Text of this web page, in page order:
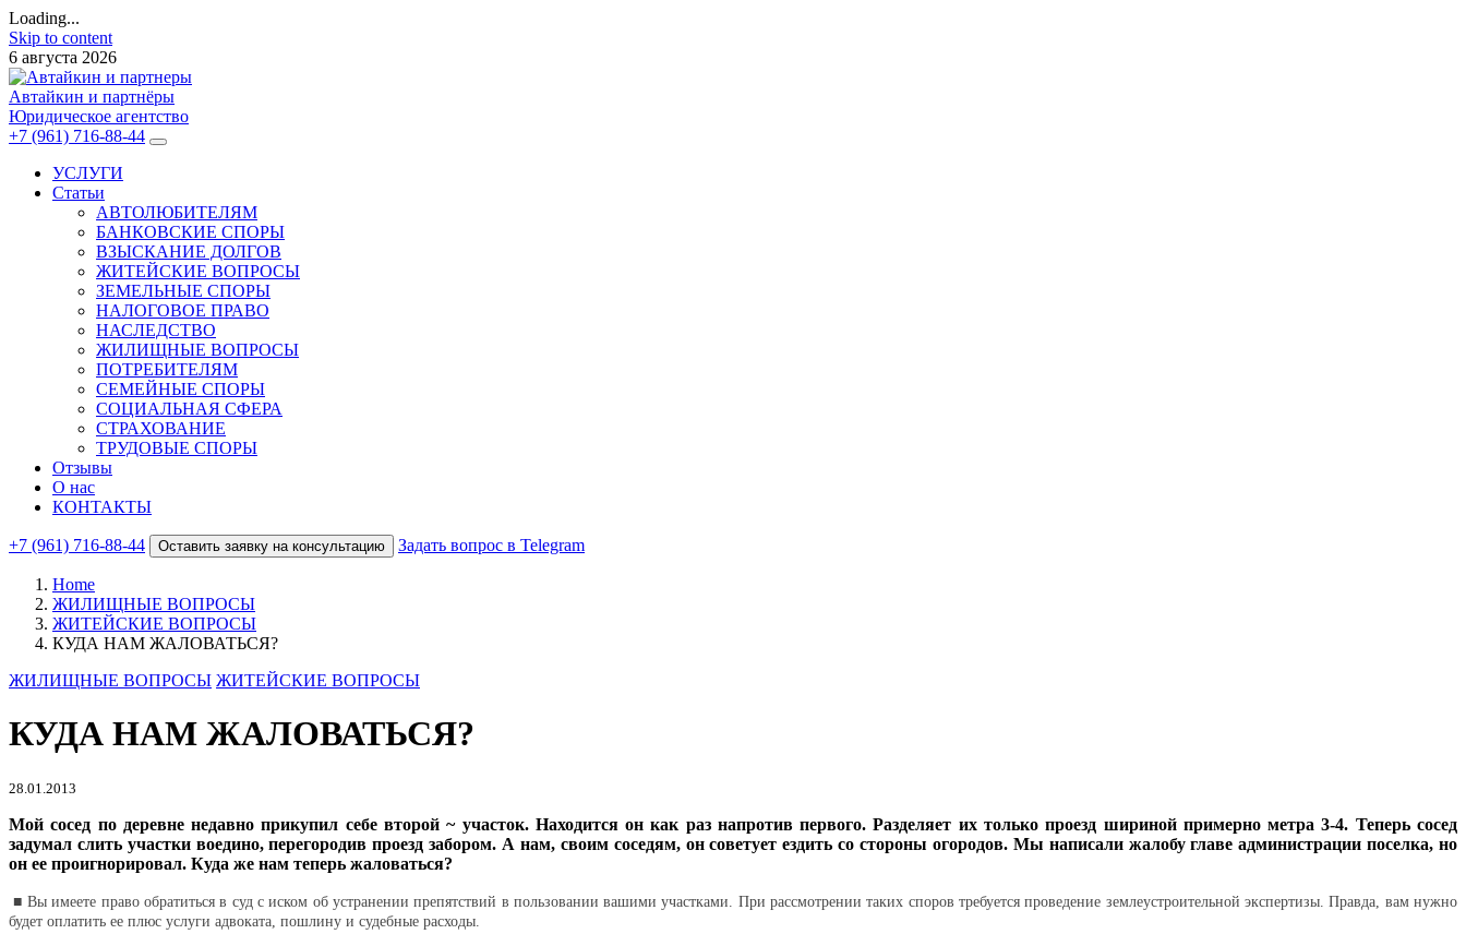
Loading...
Skip to content
6 августа 2026
Автайкин и партнёры
Юридическое агентство
+7 (961) 716-88-44
УСЛУГИ
Статьи
АВТОЛЮБИТЕЛЯМ
БАНКОВСКИЕ СПОРЫ
ВЗЫСКАНИЕ ДОЛГОВ
ЖИТЕЙСКИЕ ВОПРОСЫ
ЗЕМЕЛЬНЫЕ СПОРЫ
НАЛОГОВОЕ ПРАВО
НАСЛЕДСТВО
ЖИЛИЩНЫЕ ВОПРОСЫ
ПОТРЕБИТЕЛЯМ
СЕМЕЙНЫЕ СПОРЫ
СОЦИАЛЬНАЯ СФЕРА
СТРАХОВАНИЕ
ТРУДОВЫЕ СПОРЫ
Отзывы
О нас
КОНТАКТЫ
+7 (961) 716-88-44 Оставить заявку на консультацию Задать вопрос в Telegram
Home
ЖИЛИЩНЫЕ ВОПРОСЫ
ЖИТЕЙСКИЕ ВОПРОСЫ
КУДА НАМ ЖАЛОВАТЬСЯ?
ЖИЛИЩНЫЕ ВОПРОСЫ ЖИТЕЙСКИЕ ВОПРОСЫ
КУДА НАМ ЖАЛОВАТЬСЯ?
28.01.2013
Мой сосед по деревне недавно прикупил себе второй ~ участок. Находится он как раз напротив первого. Раз­деляет их только проезд шириной примерно метра 3-4. Теперь сосед
задумал слить участки воедино, перегоро­див проезд забором. А нам, своим соседям, он советует ездить со стороны огородов. Мы написали жалобу главе администрации поселка, но
он ее проигнорировал. Куда же нам теперь жаловаться?
■ Вы имеете право обратиться в суд с иском об устранении пре­пятствий в пользовании вашими участками. При рассмотрении таких споров требуется проведение землеустроительной экспер­тизы. Правда, вам нужно
будет оплатить ее плюс услуги адвока­та, пошлину и судебные расходы.